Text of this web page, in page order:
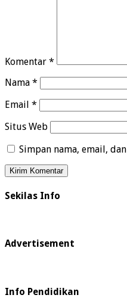
Komentar *
Nama *
Email *
Situs Web
Simpan nama, email,
Sekilas Info
Advertisement
Info Pendidikan